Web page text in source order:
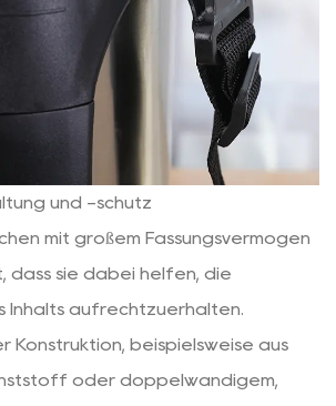
und -schutz
mit großem Fassungsvermögen
dass sie dabei helfen, die
Inhalts aufrechtzuerhalten.
Konstruktion, beispielsweise aus
oder doppelwandigem,